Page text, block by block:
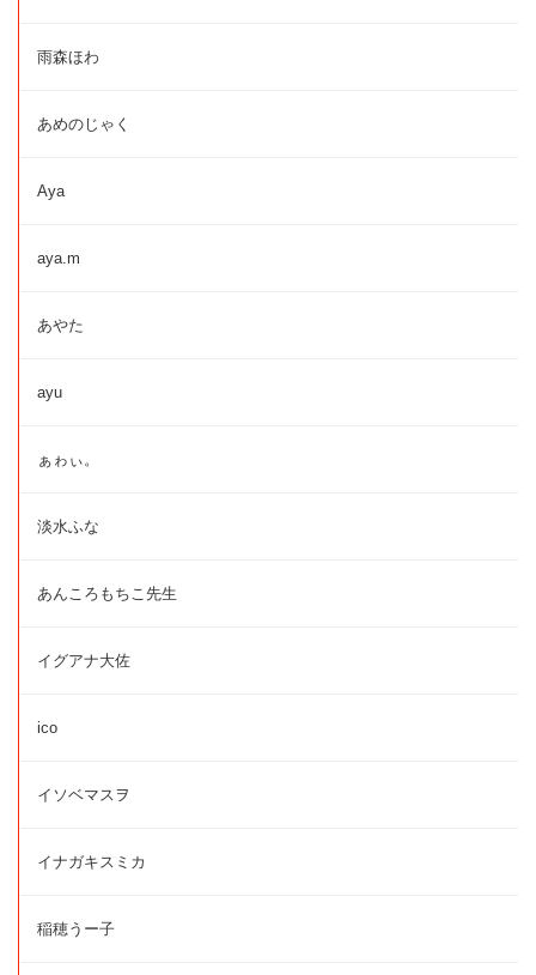
雨森ほわ
あめのじゃく
Aya
aya.m
あやた
ayu
ぁゎぃ。
淡水ふな
あんころもちこ先生
イグアナ大佐
ico
イソベマスヲ
イナガキスミカ
稲穂うー子